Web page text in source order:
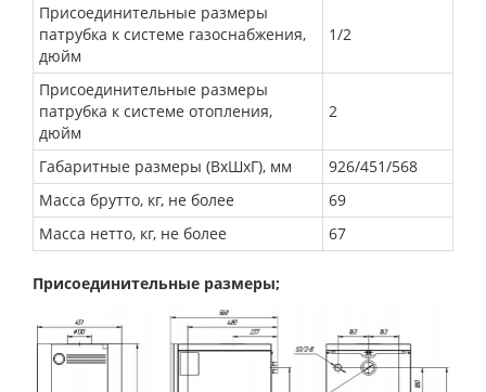
Присоединительные размеры
патрубка к системе газоснабжения,
дюйм
1/2
Присоединительные размеры
патрубка к системе отопления,
дюйм
2
Габаритные размеры (ВхШхГ), мм
926/451/568
Масса брутто, кг, не более
69
Масса нетто, кг, не более
67
Присоединительные размеры;